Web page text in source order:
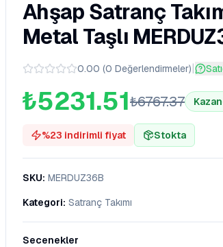
Ahşap Satranç
Metal Taşlı
0.00 (0 Değerlendirmeler)|
₺5231.51₺6767.37
%23 indirimli fiyat Stokta
SKU: MERDUZ36B
Kategori: Satranç Takımı
Secenekler